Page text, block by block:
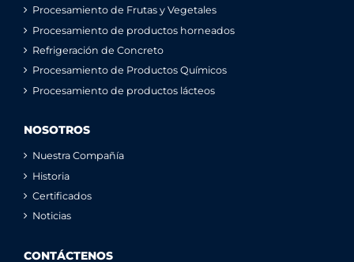
Procesamiento de Frutas y Vegetales
Procesamiento de productos horneados
Refrigeración de Concreto
Procesamiento de Productos Químicos
Procesamiento de productos lácteos
NOSOTROS
Nuestra Compañía
Historia
Certificados
Noticias
CONTÁCTENOS